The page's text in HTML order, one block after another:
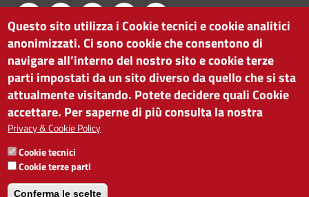
CAMERA DI COMMERCIO DI BOLZANO
via Alto Adige 60 | I-39100 Bolzano
tel. 0471 945 511 |info@camcom.bz.it
Partita IVA: 00376420212
ISTITUTO PER LA PROMOZIONE DELLO
SVILUPPO ECONOMICO
Partita IVA: 01716880214
Questo sito utilizza i Cookie tecnici e cookie analitici
anonimizzati. Ci sono cookie che consentono di
navigare all’interno del nostro sito e cookie terze
parti impostati da un sito diverso da quello che si sta
attualmente visitando. Potete decidere quali Cookie
accettare. Per saperne di più consulta la nostra
Privacy & Cookie Policy
Cookie tecnici
Cookie terze parti
Conferma le scelte